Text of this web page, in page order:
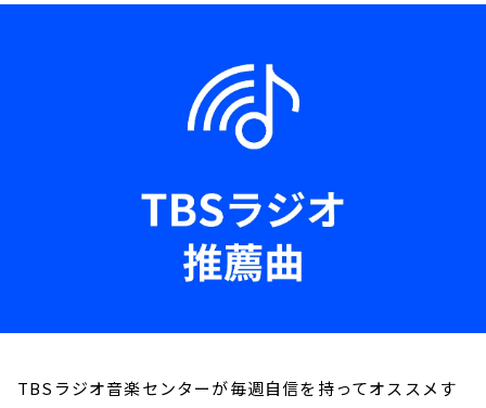
イベント・グッズ
TBSラジオ音楽センターが毎週自信を持ってオススメす